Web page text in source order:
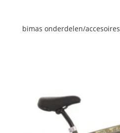
bimas onderdelen/accesoires